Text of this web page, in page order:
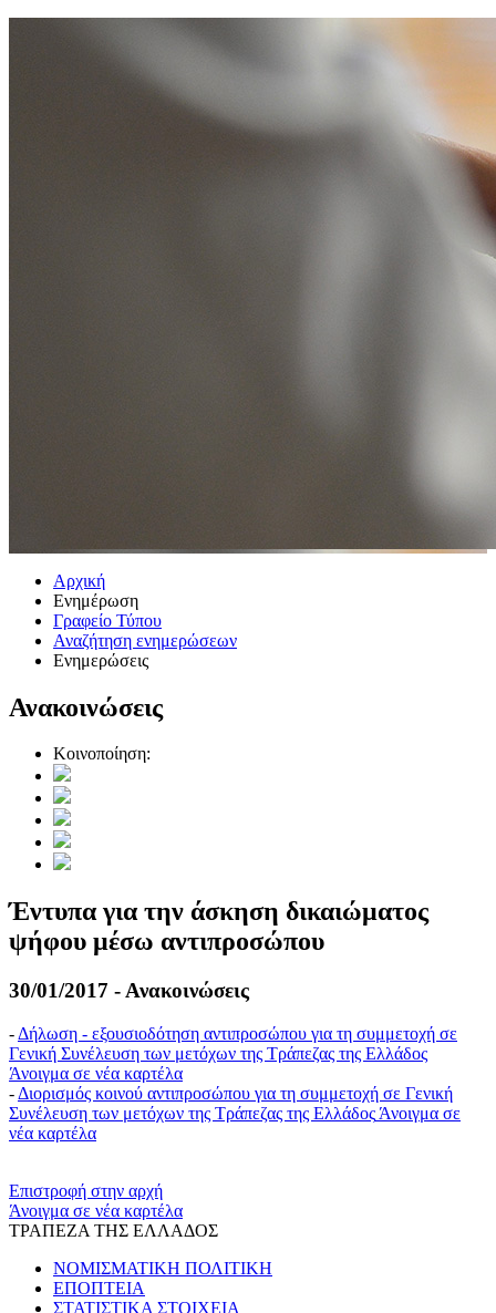
Αρχική
Ενημέρωση
Γραφείο Τύπου
Αναζήτηση ενημερώσεων
Ενημερώσεις
Ανακοινώσεις
Κοινοποίηση:
Έντυπα για την άσκηση δικαιώματος
ψήφου μέσω αντιπροσώπου
30/01/2017 - Ανακοινώσεις
- Δήλωση - εξουσιοδότηση αντιπροσώπου για τη συμμετοχή σε
Γενική Συνέλευση των μετόχων της Τράπεζας της Ελλάδος
Άνοιγμα σε νέα καρτέλα
- Διορισμός κοινού αντιπροσώπου για τη συμμετοχή σε Γενική
Συνέλευση των μετόχων της Τράπεζας της Ελλάδος Άνοιγμα σε
νέα καρτέλα
Επιστροφή στην αρχή
Άνοιγμα σε νέα καρτέλα
ΤΡΑΠΕΖΑ ΤΗΣ ΕΛΛΑΔΟΣ
ΝΟΜΙΣΜΑΤΙΚΗ ΠΟΛΙΤΙΚΗ
ΕΠΟΠΤΕΙΑ
ΣΤΑΤΙΣΤΙΚΑ ΣΤΟΙΧΕΙΑ